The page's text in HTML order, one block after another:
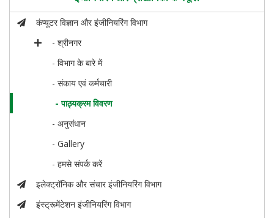
कंप्यूटर विज्ञान और इंजीनियरिंग विभाग
- श्रीनगर
- विभाग के बारे में
- संकाय एवं कर्मचारी
- पाठ्यक्रम विवरण
- अनुसंधान
- Gallery
- हमसे संपर्क करें
इलेक्ट्रॉनिक और संचार इंजीनियरिंग विभाग
इंस्ट्रूमेंटेशन इंजीनियरिंग विभाग